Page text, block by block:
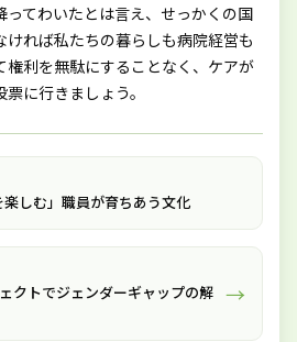
てわいたとは言え、せっかくの国
れば私たちの暮らしも病院経営も
権利を無駄にすることなく、ケアが
に行きましょう。
楽しむ」職員が育ちあう文化
クトでジェンダーギャップの解 →